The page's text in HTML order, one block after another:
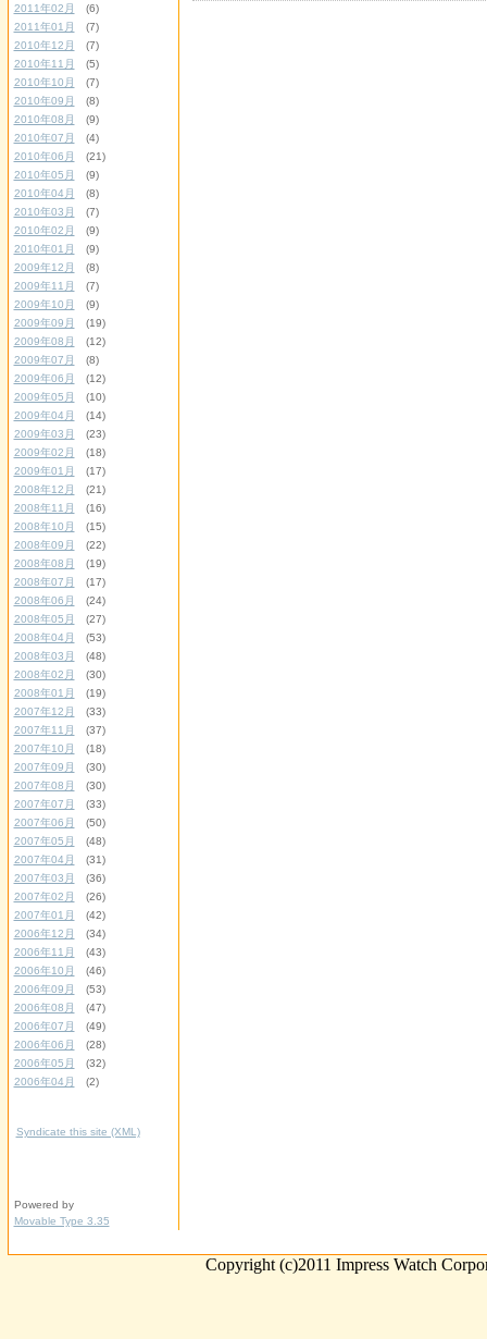
2011年02月
(6)
2011年01月
(7)
2010年12月
(7)
2010年11月
(5)
2010年10月
(7)
2010年09月
(8)
2010年08月
(9)
2010年07月
(4)
2010年06月
(21)
2010年05月
(9)
2010年04月
(8)
2010年03月
(7)
2010年02月
(9)
2010年01月
(9)
2009年12月
(8)
2009年11月
(7)
2009年10月
(9)
2009年09月
(19)
2009年08月
(12)
2009年07月
(8)
2009年06月
(12)
2009年05月
(10)
2009年04月
(14)
2009年03月
(23)
2009年02月
(18)
2009年01月
(17)
2008年12月
(21)
2008年11月
(16)
2008年10月
(15)
2008年09月
(22)
2008年08月
(19)
2008年07月
(17)
2008年06月
(24)
2008年05月
(27)
2008年04月
(53)
2008年03月
(48)
2008年02月
(30)
2008年01月
(19)
2007年12月
(33)
2007年11月
(37)
2007年10月
(18)
2007年09月
(30)
2007年08月
(30)
2007年07月
(33)
2007年06月
(50)
2007年05月
(48)
2007年04月
(31)
2007年03月
(36)
2007年02月
(26)
2007年01月
(42)
2006年12月
(34)
2006年11月
(43)
2006年10月
(46)
2006年09月
(53)
2006年08月
(47)
2006年07月
(49)
2006年06月
(28)
2006年05月
(32)
2006年04月
(2)
Syndicate this site (XML)
Powered by
Movable Type 3.35
Copyright (c)2011 Impress Watch